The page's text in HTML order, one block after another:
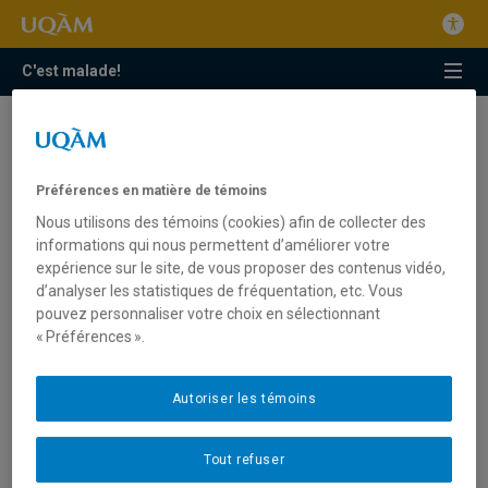
C'est malade!
éducation
La santé dentaire des tout-petits : comment
prévenir les problèmes et mieux sensibiliser?
Portrait d’une hygiéniste dentaire passionnée
L’éducation aux médias : une avenue intéressante
pour contribuer au bien-être des jeunes
Des Québécois en bons termes avec leurs ados
Préférences en matière de témoins
Nous utilisons des témoins (cookies) afin de collecter des
informations qui nous permettent d’améliorer votre
expérience sur le site, de vous proposer des contenus vidéo,
d’analyser les statistiques de fréquentation, etc. Vous
pouvez personnaliser votre choix en sélectionnant
« Préférences ».
Tout refuser
Autoriser les témoins